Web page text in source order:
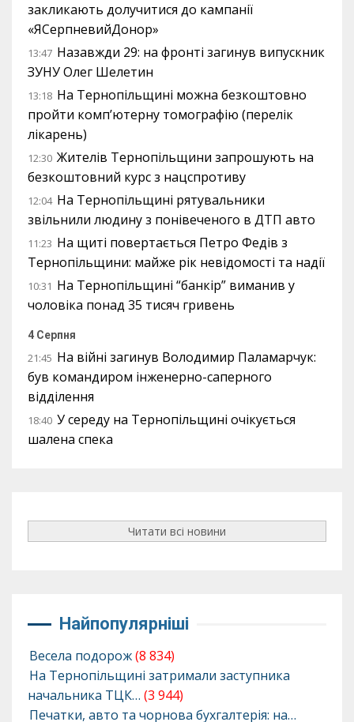
закликають долучитися до кампанії
«ЯСерпневийДонор»
13:47 Назавжди 29: на фронті загинув випускник
ЗУНУ Олег Шелетин
13:18 На Тернопільщині можна безкоштовно
пройти комп’ютерну томографію (перелік
лікарень)
12:30 Жителів Тернопільщини запрошують на
безкоштовний курс з нацспротиву
12:04 На Тернопільщині рятувальники
звільнили людину з понівеченого в ДТП авто
11:23 На щиті повертається Петро Федів з
Тернопільщини: майже рік невідомості та надії
10:31 На Тернопільщині “банкір” виманив у
чоловіка понад 35 тисяч гривень
4 Серпня
21:45 На війні загинув Володимир Паламарчук:
був командиром інженерно-саперного
відділення
18:40 У середу на Тернопільщині очікується
шалена спека
Читати всі новини
Найпопулярніші
Весела подорож(8 834)
На Тернопільщині затримали заступника
начальника ТЦК… (3 944)
Печатки, авто та чорнова бухгалтерія: на…